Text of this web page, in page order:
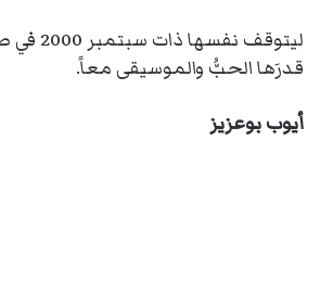
ليتوقف
قدرَها الحبُّ والموسيقى معاً.
أيوب بوعزيز